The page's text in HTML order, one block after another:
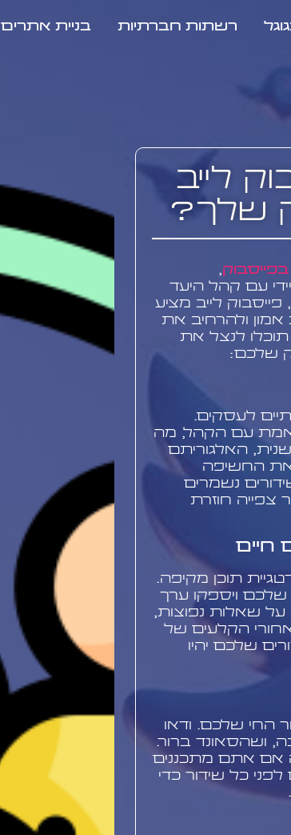
רשתות חברתיות בניית אתרים
לייב
שלך?
בפייסבוק,
עם קהל היעד
לייב מציע
אמון ולהרחיב את
לנצל את
שלכם:
לעסקים.
אמת עם הקהל, מה
האלגוריתם
את החשיפה
נשמרים
חוזרת
חיים
תוכן מקיפה.
שלכם ויספקו ערך
על שאלות נפוצות,
הקלעים של
שלכם יהיו
החי שלכם. ודאו
ושהסאונד ברור.
אם אתם מתכננים
כל שידור כדי